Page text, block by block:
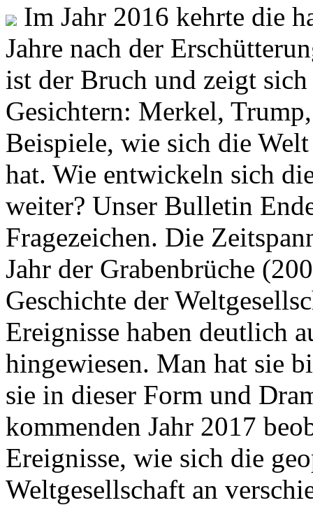
Im Jahr 2016 kehrte die
Jahre nach der
ist der Bruch und zeigt
Gesichtern: Merkel,
Beispiele, wie sich die
hat. Wie entwickeln sich
weiter? Unser Bulletin
Fragezeichen. Die
Jahr der Grabenbrüche
Geschichte der
Ereignisse haben deutlich
hingewiesen. Man hat sie
sie in dieser Form und
kommenden Jahr 2017
Ereignisse, wie sich die
Weltgesellschaft an